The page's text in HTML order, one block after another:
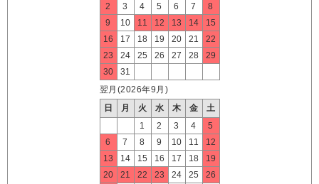
2
3 4 5 6 7
8
9
10 11 12 13 14
15
16
17 18 19 20 21
22
23
24 25 26 27 28
29
30
31
翌月(2026年9月)
日
月 火 水 木 金
土
1
2 3 4
5
6
7 8 9 10 11
12
13
14 15 16 17 18
19
20
21 22 23 24 25
26